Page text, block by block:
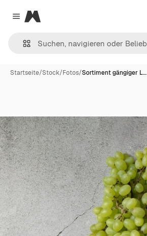
Close menu
Magnific
Startseite/Stock/Fotos/Sortiment gängiger L…